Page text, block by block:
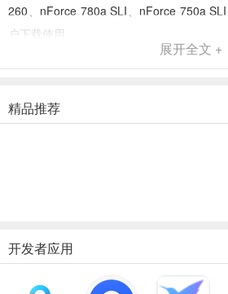
260、nForce 780a SLI、nForce 750a
户下载使用
展开全文 +
精品推荐
开发者应用